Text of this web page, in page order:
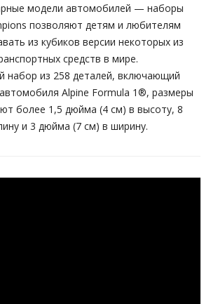
модели автомобилей — наборы
позволяют детям и любителям
из кубиков версии некоторых из
средств в мире.
набор из 258 деталей, включающий
Alpine Formula 1®, размеры
более 1,5 дюйма (4 см) в высоту, 8
и 3 дюйма (7 см) в ширину.